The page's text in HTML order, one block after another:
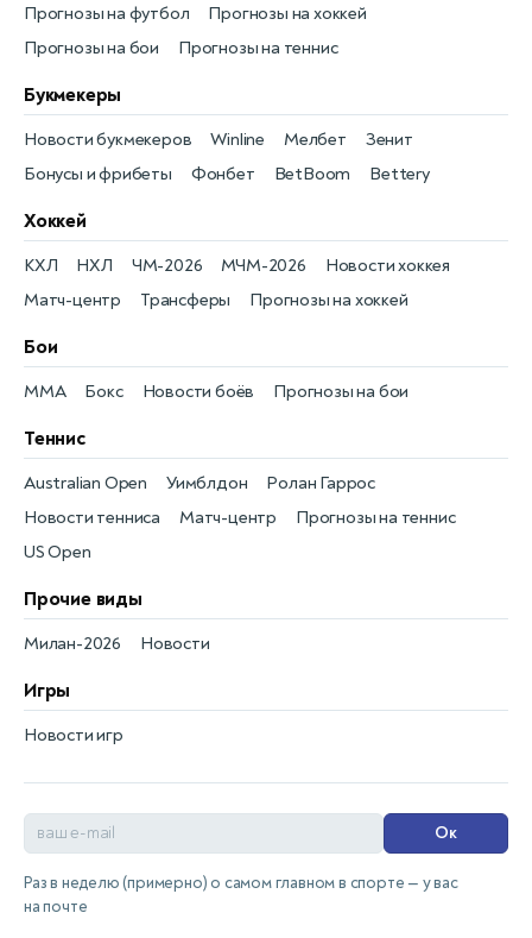
Прогнозы на футбол
Прогнозы на хоккей
Прогнозы на бои Прогнозы на теннис
Букмекеры
Бонусы и фрибеты
Новости букмекеров
Фонбет
Winline
BetBoom
Мелбет
Bettery
Зенит
Хоккей
Новости хоккея
КХЛ
Матч-центр
НХЛ
Трансферы
ЧМ-2026
Прогнозы на хоккей
МЧМ-2026
Бои
Новости боёв
MMA Прогнозы на бои
Бокс
Теннис
Новости тенниса
Australian Open
Матч-центр
Уимблдон
Прогнозы на теннис
Ролан Гаррос
US Open
Прочие виды
Новости
Милан-2026
Игры
Новости игр
Ок
Раз в неделю (примерно) о самом главном в спорте — у вас
на почте